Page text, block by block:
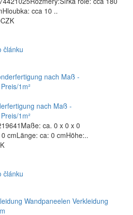
cca 10 ..
článku
nach Maß -
1m²
ca. 0 x 0 x 0
cmLänge: ca: 0 cmHöhe:..
článku